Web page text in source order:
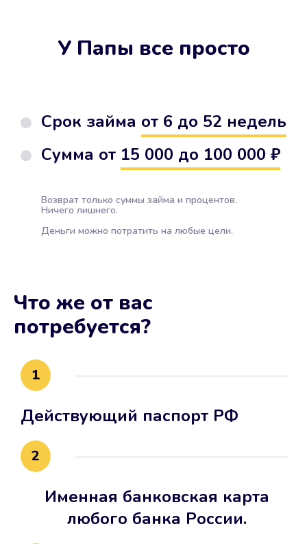
У Папы все просто
Срок займа от 6 до 52 недель
Сумма от 15 000 до 100 000 ₽
Возврат только суммы займа и процентов.
Ничего лишнего.
Деньги можно потратить на любые цели.
Что же от вас
потребуется?
1
Действующий паспорт РФ
2
Именная банковская карта
любого банка России.